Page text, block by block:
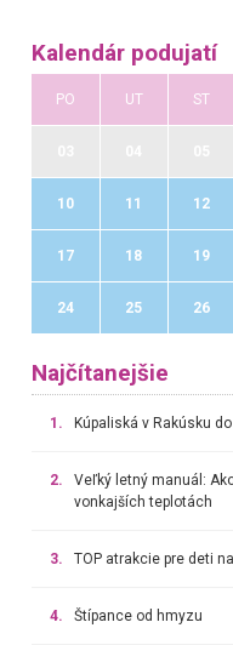
Kalendár podujatí
PO UT ST
10 11 12
17 18 19
24 25 26
Najčítanejšie
1. Kúpaliská v Rakúsku
2.
Veľký letný manuál:
vonkajších teplotách
3. TOP atrakcie pre deti
4. Štípance od hmyzu